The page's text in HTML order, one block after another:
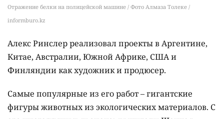
Отражение белки на полицейской машине / Фото Алмаза Толеке /
informburo.kz
Алекс Ринслер реализовал проекты в Аргентине,
Китае, Австралии, Южной Африке, США и
Финляндии как художник и продюсер.
Самые популярные из его работ – гигантские
фигуры животных из экологических материалов. С